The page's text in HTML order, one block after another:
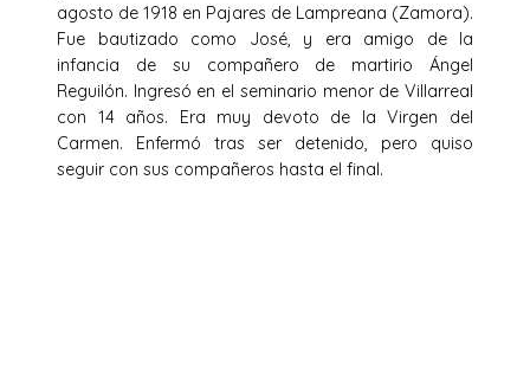
agosto de 1918 en Pajares de Lampreana (Zamora).
Fue bautizado como José, y era amigo de la
infancia de su compañero de martirio Ángel
Reguilón. Ingresó en el seminario menor de Villarreal
con 14 años. Era muy devoto de la Virgen del
Carmen. Enfermó tras ser detenido, pero quiso
seguir con sus compañeros hasta el final.